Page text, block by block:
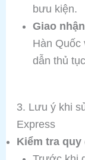
bưu kiện.
Giao
Hàn Quốc
dẫn thủ
3. Lưu ý khi
Express
Kiểm tra